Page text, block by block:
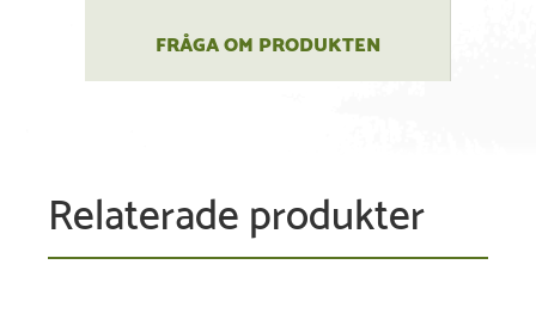
FRÅGA OM PRODUKTEN
Relaterade produkter